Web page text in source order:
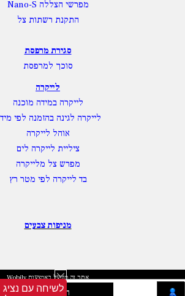
לשיחה עם נציג
התקנת רשתות צל
סוכך למרפסת
לייקרה במידה מוכנה
לייקרה לגינה בהזמנה לפי מידה
אוהל לייקרה
ציליית לייקרה לים
מפרש צל מלייקרה
בד לייקרה לפי מטר רץ
חנות וירטואלית | אתר אינטרנט